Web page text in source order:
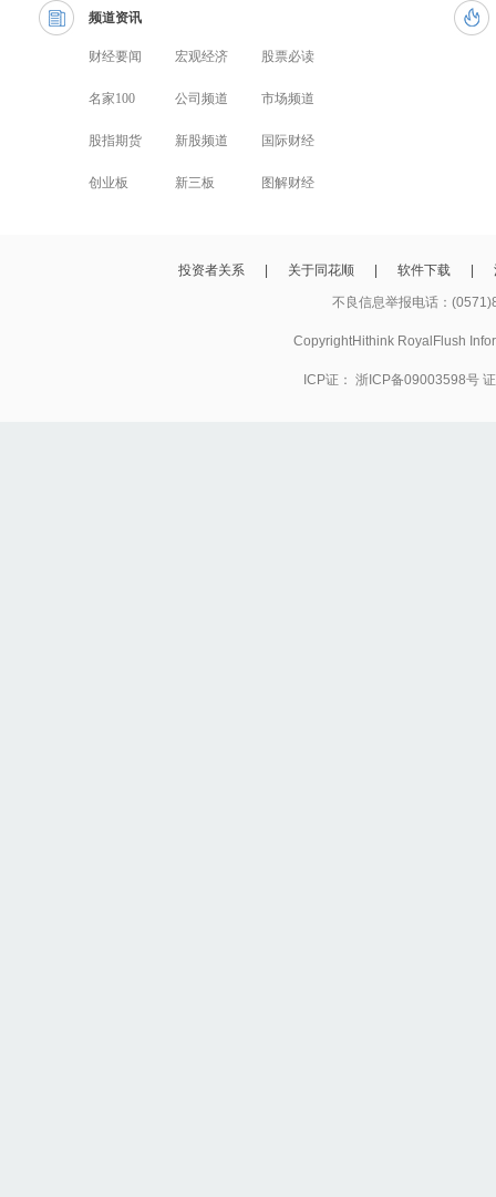
频道资讯
财经要闻 宏观经济 股票必读
名家100 公司频道 市场频道
股指期货 新股频道 国际财经
创业板 新三板 图解财经
投资者关系 关于同花顺 软件下载
不良信息举报电话：
CopyrightHithink RoyalFlush
ICP证： 浙ICP备09003598号